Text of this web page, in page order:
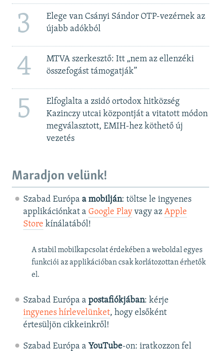
3
Elege van Csányi Sándor OTP-vezérnek az
újabb adókból
4
MTVA szerkesztő: Itt „nem az ellenzéki
összefogást támogatják”
5
Elfoglalta a zsidó ortodox hitközség
Kazinczy utcai központját a vitatott módon
megválasztott, EMIH-hez köthető új
vezetés
Maradjon velünk!
Szabad Európa a mobilján: töltse le ingyenes
applikációnkat a Google Playvagy az Apple
Store kínálatából!
A stabil mobilkapcsolat érdekében a weboldal egyes
funkciói az applikációban csak korlátozottan érhetők
el.
Szabad Európa a postafiókjában: kérje
ingyenes hírlevelünket, hogy elsőként
értesüljön cikkeinkről!
Szabad Európa a YouTube-on: iratkozzon fel